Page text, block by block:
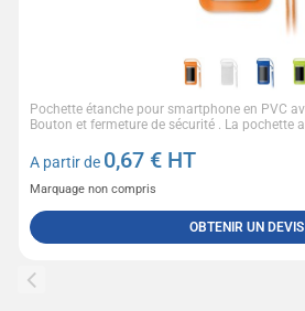
Pochette étanche pour smartphone en PVC
Bouton et fermeture de sécurité . La pochette
A partir de 0,67 € HT
Marquage non compris
OBTENIR UN DEVIS